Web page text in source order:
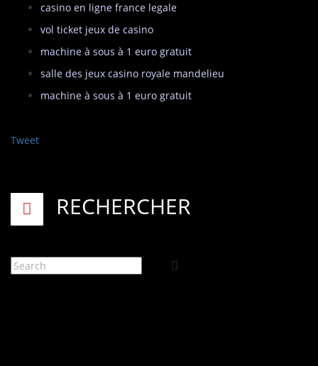
casino en ligne france legale
vol ticket jeux de casino
machine à sous à 1 euro gratuit
salle des jeux casino royale mandelieu
machine à sous à 1 euro gratuit
Tweet
RECHERCHER